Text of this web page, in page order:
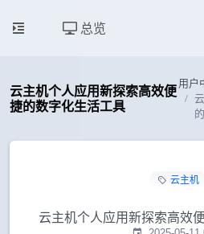
总览
云主机个人应用新探索高效便
捷的数字化生活工具
用户
云主机
云主机个人应用新探索高效